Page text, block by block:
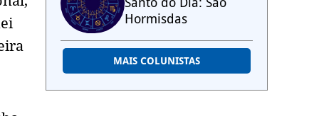
Hormisdas
MAIS COLUNISTAS